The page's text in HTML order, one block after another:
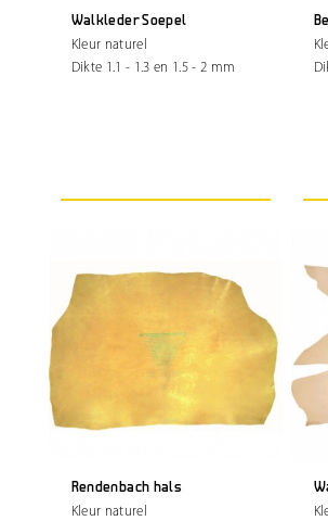
Walkleder Soepel
Kleur naturel
Dikte 1.1 - 1.3 en 1.5 - 2 mm
Rendenbach hals
Kleur naturel